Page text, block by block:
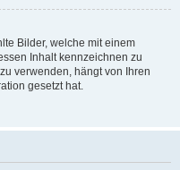
Bilder, welche mit einem
Inhalt kennzeichnen zu
verwenden, hängt von Ihren
gesetzt hat.